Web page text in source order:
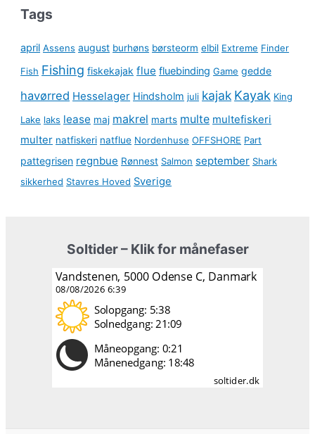
Tags
april Assens august burhøns børsteorm elbil Extreme Finder
Fish Fishing fiskekajak flue fluebinding Game gedde
havørred Hesselager Hindsholm juli kajak Kayak King
Lake laks lease maj makrel marts multe multefiskeri
multer natfiskeri natflue Nordenhuse OFFSHORE Part
pattegrisen regnbue Rønnest Salmon september Shark
sikkerhed Stavres Hoved Sverige
Soltider – Klik for månefaser